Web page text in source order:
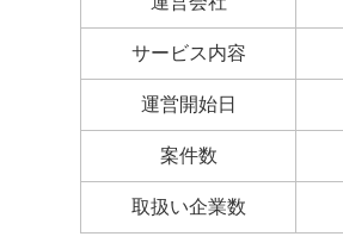
サービス内容
運営開始日
案件数
取扱い企業数